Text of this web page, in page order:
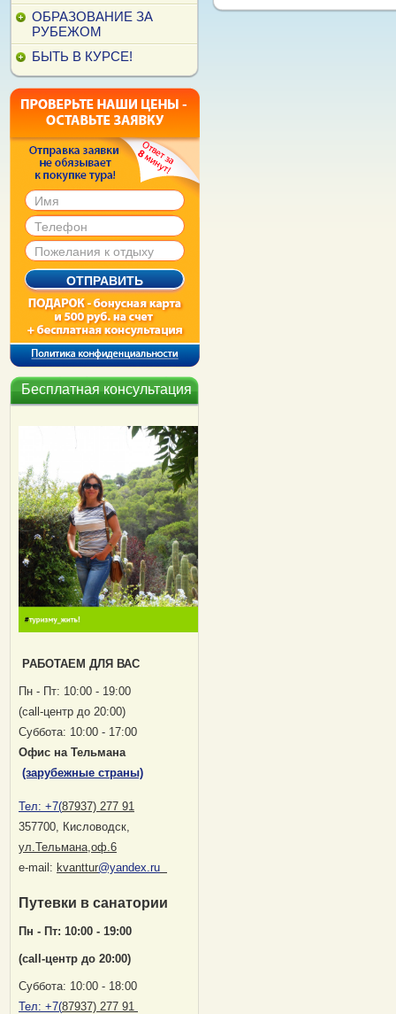
ОБРАЗОВАНИЕ ЗА
РУБЕЖОМ
БЫТЬ В КУРСЕ!
Бесплатная консультация
РАБОТАЕМ ДЛЯ ВАС
Пн - Пт: 10:00 - 19:00
(саll-центр до 20:00)
Суббота: 10:00 - 17:00
Офис на Тельмана
(зарубежные страны)
Тел: +7(87937) 277 91
357700, Кисловодск,
ул.Тельмана,оф.6
е-mail: kvanttur@yandex.ru
Путевки в санатории
Пн - Пт: 10:00 - 19:00
(саll-центр до 20:00)
Суббота: 10:00 - 18:00
Тел: +7(87937) 277 91